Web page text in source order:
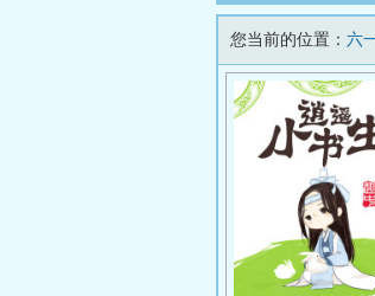
您当前的位置： 六